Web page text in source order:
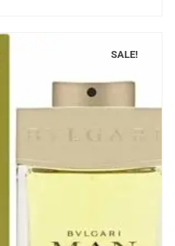
SALE!